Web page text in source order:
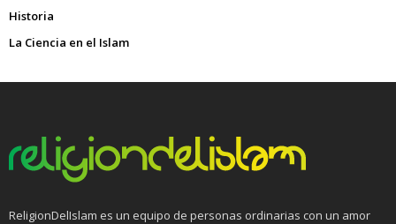
Historia
La Ciencia en el Islam
ReligionDelIslam es un equipo de personas ordinarias con un amor